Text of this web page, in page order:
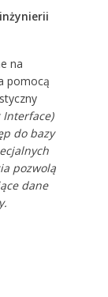
na
pomocą
do bazy
pozwolą
dane